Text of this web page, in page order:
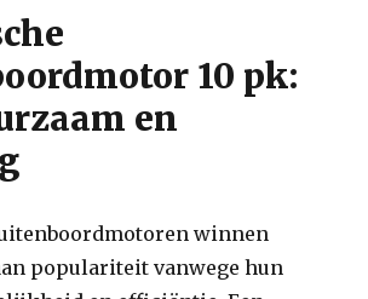
10 pk:
en
winnen
populariteit vanwege hun